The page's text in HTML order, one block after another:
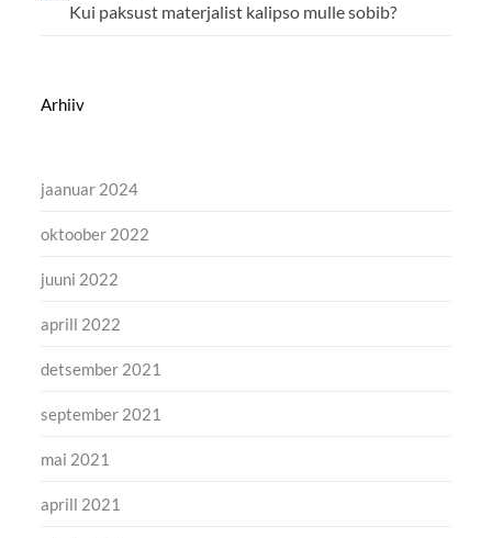
Kui paksust materjalist kalipso mulle sobib?
Arhiiv
jaanuar 2024
oktoober 2022
juuni 2022
aprill 2022
detsember 2021
september 2021
mai 2021
aprill 2021